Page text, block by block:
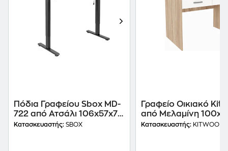
Πόδια Γραφείου Sbox MD-
722 από Ατσάλι 106x57x71-
116cm - Μαύρο
Κατασκευαστής: SBOX
Γραφείο Οικιακό
από Μελαμίνη
Sonoma Δρυς/
Κατασκευαστής: KITWOOD